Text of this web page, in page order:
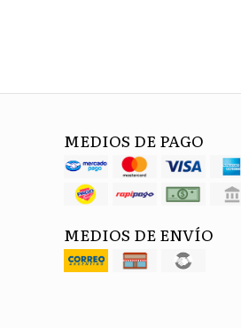
MEDIOS DE PAGO
MEDIOS DE ENVÍO